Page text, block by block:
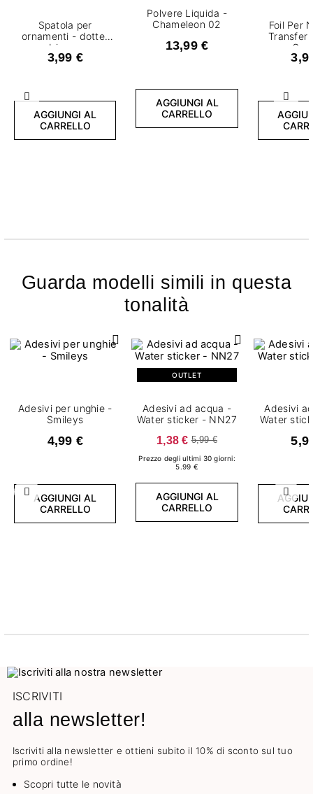
Precedente
Spatola per
ornamenti - dotter
bianco
3,99 €
AGGIUNGI AL
CARRELLO
Polvere Liquida -
Chameleon 02
13,99 €
AGGIUNGI AL
CARRELLO
Foil Per
Transfer
Guarda modelli simili in questa
tonalità
Precedente
Adesivi per unghie -
Smileys
4,99 €
AGGIUNGI AL
CARRELLO
OUTLET
Adesivi ad acqua -
Water sticker - NN27
1,38 € 5,99 €
Prezzo degli ultimi 30 giorni:
5.99 €
AGGIUNGI AL
CARRELLO
Adesivi
Water
ISCRIVITI
alla newsletter!
Iscriviti alla newsletter e ottieni subito il 10% di sconto sul tuo
primo ordine!
Scopri tutte le novità